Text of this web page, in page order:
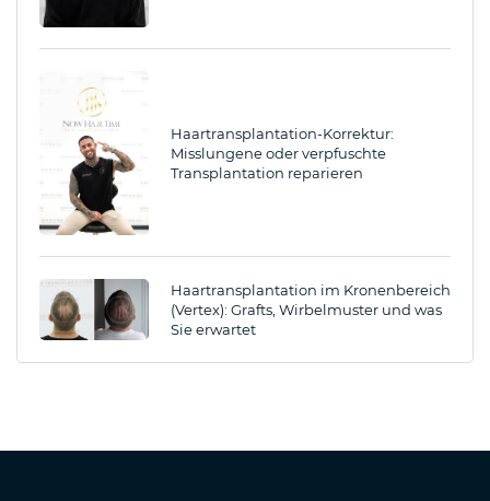
Haartransplantation-Korrektur:
Misslungene oder verpfuschte
Transplantation reparieren
Haartransplantation im Kronenbereich
(Vertex): Grafts, Wirbelmuster und was
Sie erwartet